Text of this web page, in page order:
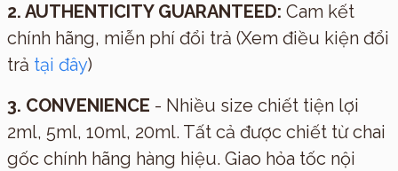
2. AUTHENTICITY GUARANTEED: Cam kết
chính hãng, miễn phí đổi trả (Xem điều kiện đổi
trả tại đây)
3. CONVENIENCE - Nhiều size chiết tiện lợi
2ml, 5ml, 10ml, 20ml. Tất cả được chiết từ chai
gốc chính hãng hàng hiệu. Giao hỏa tốc nội